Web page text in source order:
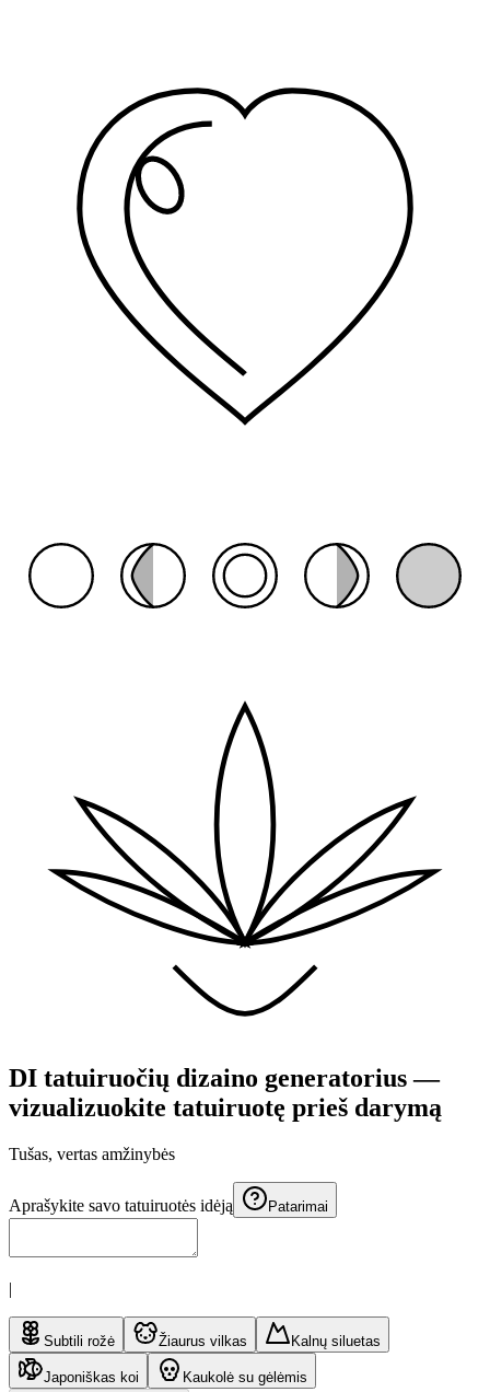
DI tatuiruočių dizaino generatorius —
vizualizuokite tatuiruotę prieš darymą
Tušas, vertas amžinybės
Aprašykite savo tatuiruotės idėją Patarimai
|
Subtili rožė Žiaurus vilkas Kalnų siluetas
Japoniškas koi
Kaukolė su gėlėmis